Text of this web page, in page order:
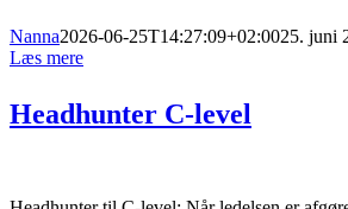
Nanna2026-06-25T14:27:09+02:0025. juni
Læs mere
Headhunter C-level